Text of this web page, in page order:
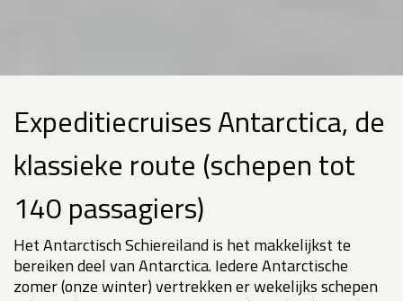
Expeditiecruises Antarctica, de
klassieke route (schepen tot
140 passagiers)
Het Antarctisch Schiereiland is het makkelijkst te
bereiken deel van Antarctica. Iedere Antarctische
zomer (onze winter) vertrekken er wekelijks schepen